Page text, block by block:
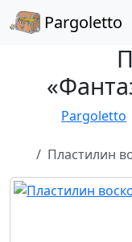
Pargoletto
Pargoletto
Пластилин